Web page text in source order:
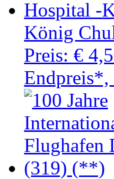
König
Preis: €
Endpreis*,